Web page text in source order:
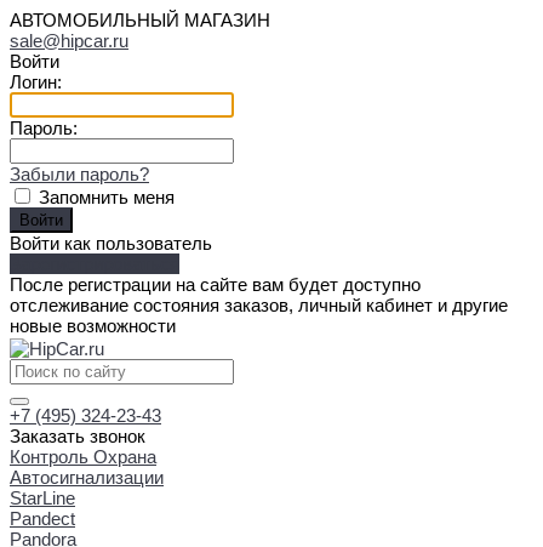
АВТОМОБИЛЬНЫЙ МАГАЗИН
sale@hipcar.ru
Войти
Логин:
Пароль:
Забыли пароль?
Запомнить меня
Войти как пользователь
После регистрации на сайте вам будет доступно
отслеживание состояния заказов, личный кабинет и другие
новые возможности
+7 (495) 324-23-43
Заказать звонок
Контроль Охрана
Автосигнализации
StarLine
Pandect
Pandora